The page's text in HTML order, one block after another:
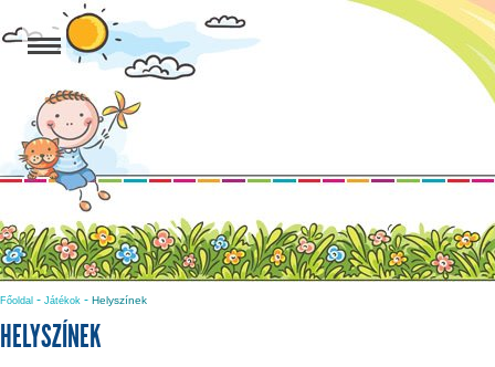
Főoldal - Játékok - Helyszínek
HELYSZÍNEK